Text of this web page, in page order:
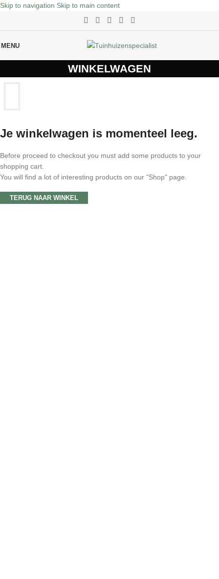
Skip to navigation Skip to main content
MENU
WINKELWAGEN
Je winkelwagen is momenteel leeg.
Before proceed to checkout you must add some products to your
shopping cart.
You will find a lot of interesting products on our "Shop" page.
TERUG NAAR WINKEL